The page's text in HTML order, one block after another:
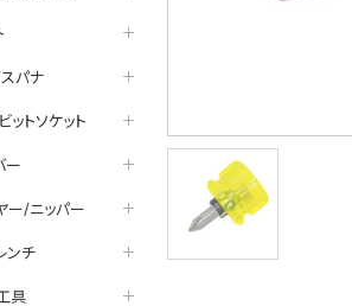
パナ
ットソケット
ー
ー/ニッパー
ンチ
具